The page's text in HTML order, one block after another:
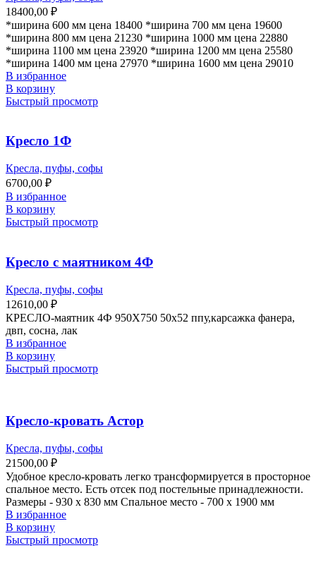
18400,00 ₽
*ширина 600 мм цена 18400 *ширина 700 мм цена 19600
*ширина 800 мм цена 21230 *ширина 1000 мм цена 22880
*ширина 1100 мм цена 23920 *ширина 1200 мм цена 25580
*ширина 1400 мм цена 27970 *ширина 1600 мм цена 29010
В избранное
В корзину
Быстрый просмотр
Кресло 1Ф
Кресла, пуфы, софы
6700,00 ₽
В избранное
В корзину
Быстрый просмотр
Кресло с маятником 4Ф
Кресла, пуфы, софы
12610,00 ₽
КРЕСЛО-маятник 4Ф 950X750 50x52 ппу,карсажка фанера,
двп, сосна, лак
В избранное
В корзину
Быстрый просмотр
Кресло-кровать Астор
Кресла, пуфы, софы
21500,00 ₽
Удобное кресло-кровать легко трансформируется в просторное
спальное место. Есть отсек под постельные принадлежности.
Размеры - 930 х 830 мм Спальное место - 700 х 1900 мм
В избранное
В корзину
Быстрый просмотр